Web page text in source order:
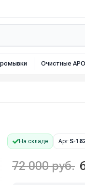
Очистные
На складе Арт:S-
72 000 руб.